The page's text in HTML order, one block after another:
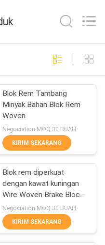
42
23
Blok Rem Tambang
Minyak Bahan Blok Rem
Woven
Negociation MOQ:30 BUAH
KIRIM SEKARANG
Blok rem diperkuat
dengan kawat kuningan
Wire Woven Brake Block
Material untuk sumur
minyak
Negociation MOQ:30 BUAH
KIRIM SEKARANG